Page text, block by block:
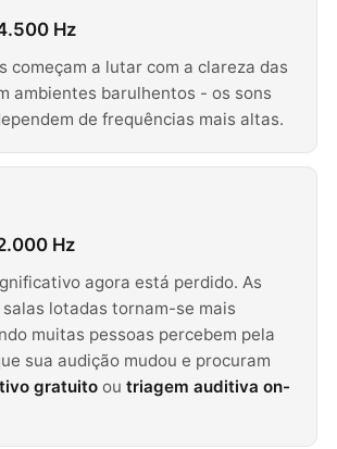
Hz
começam a lutar com a clareza das
ambientes barulhentos - os sons
de frequências mais altas.
Hz
agora está perdido. As
lotadas tornam-se mais
muitas pessoas percebem pela
sua audição mudou e procuram
gratuito ou triagem auditiva on-